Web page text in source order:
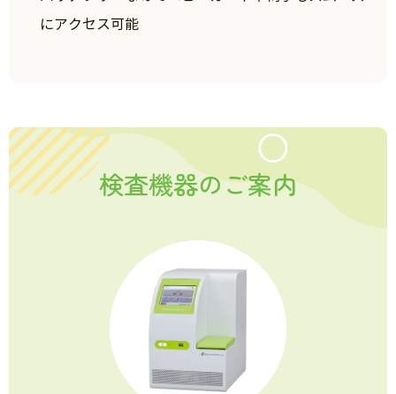
にアクセス可能
検査機器のご案内